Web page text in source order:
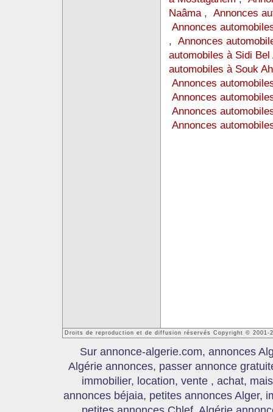
Naâma, Annonces
Annonces
, Annonces
automobiles à Sidi Bel
automobiles à Souk
Annonces
Annonces
Annonces
Annonces
Droits de reproduction et de diffusion réservés Copyright © 2001-
Sur annonce-algerie.com, annonces
Algérie annonces, passer annonce
immobilier, location, vente , achat,
annonces béjaia, petites annonces Alger,